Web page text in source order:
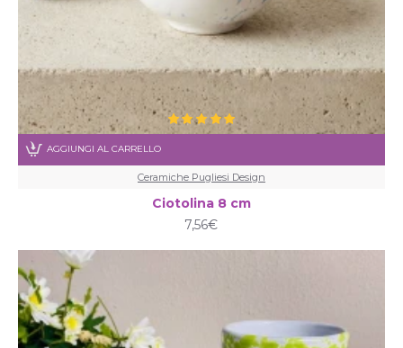
Ceramiche Pugliesi Design
Ciotolina 8 cm
7,56€
AGGIUNGI AL CARRELLO